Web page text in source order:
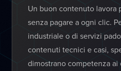
Un buon contenuto lavora
senza pagare a ogni clic.
industriale o di servizi
contenuti tecnici e casi,
dimostrano competenza